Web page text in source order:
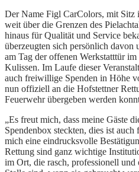
Der Name Figl CarColors, mit Sitz
weit über die Grenzen des
hinaus für Qualität und Service
überzeugten sich persönlich davon
am Tag der offenen Werkstatttür
Kulissen. Im Laufe dieser
auch freiwillige Spenden in Höhe
nun offiziell an die Hofstettner
Feuerwehr übergeben werden
„Es freut mich, dass meine Gäste
Spendenbox steckten, dies ist auch
mich eine eindrucksvolle
Rettung sind ganz wichtige
im Ort, die rasch, professionell